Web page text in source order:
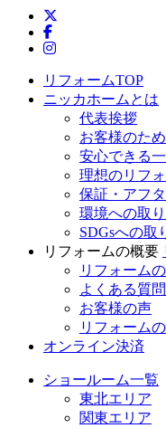
ニッカホーム公式
ニッカホーム公式
リフォームTOP
ニッカホームとは
代表挨拶
お客様のた
安心できる
理想のリフ
保証・アフ
環境への取
SDGsへの取
リフォームの概要
リフォーム
よくある質問
お客様の声
リフォーム
オンライン決済
ショールーム一覧
東北エリア
関東エリア